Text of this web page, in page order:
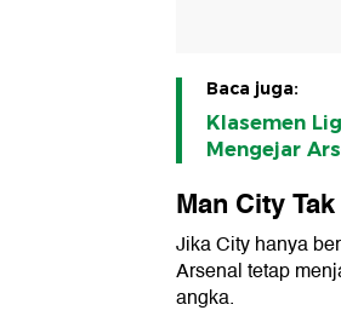
Baca juga:
Klasemen
Mengejar
Man City
Jika City hanya
Arsenal tetap
angka.